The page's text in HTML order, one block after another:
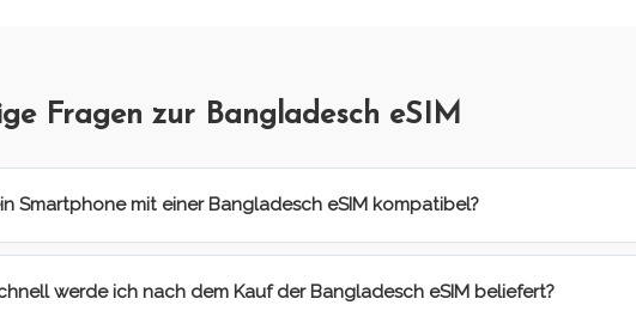
Fragen zur Bangladesch eSIM
Smartphone mit einer Bangladesch eSIM kompatibel?
werde ich nach dem Kauf der Bangladesch eSIM beliefert?